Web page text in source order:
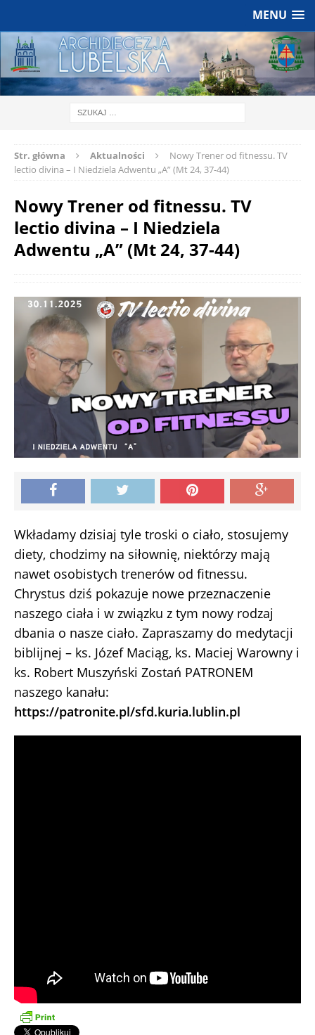
MENU
Str. główna Aktualności
Nowy Trener od fitnessu. TV
lectio divina – I Niedziela Adwentu „A” (Mt 24, 37-44)
Nowy Trener od fitnessu. TV
lectio divina – I Niedziela
Adwentu „A” (Mt 24, 37-44)
Wkładamy dzisiaj tyle troski o ciało, stosujemy
diety, chodzimy na siłownię, niektórzy mają
nawet osobistych trenerów od fitnessu.
Chrystus dziś pokazuje nowe przeznaczenie
naszego ciała i w związku z tym nowy rodzaj
dbania o nasze ciało. Zapraszamy do medytacji
biblijnej – ks. Józef Maciąg, ks. Maciej Warowny i
ks. Robert Muszyński Zostań PATRONEM
naszego kanału:
https://patronite.pl/sfd.kuria.lublin.pl